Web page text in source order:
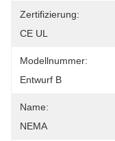
Zertifizierung:
CE UL
Modellnummer:
Entwurf B
Name:
NEMA